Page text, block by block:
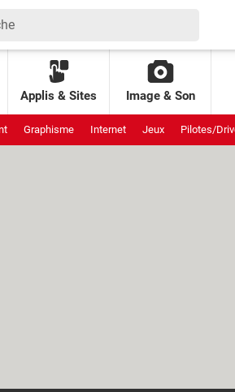
Applis & Sites Image & Son
Graphisme Internet Jeux Pilotes/